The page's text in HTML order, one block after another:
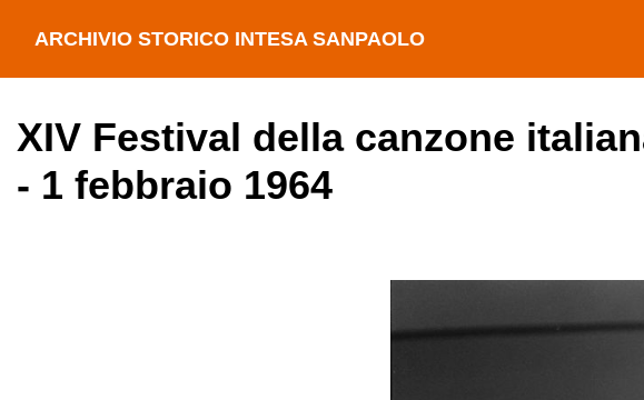
ARCHIVIO STORICO INTESA SANPAOLO
XIV Festival della canzone
- 1 febbraio 1964